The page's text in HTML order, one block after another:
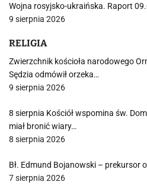
Wojna rosyjsko-ukraińska. Raport
9 sierpnia 2026
RELIGIA
Zwierzchnik kościoła narodowego
Sędzia odmówił orzeka…
9 sierpnia 2026
8 sierpnia Kościół wspomina św.
miał bronić wiary…
8 sierpnia 2026
Bł. Edmund Bojanowski – prekursor
7 sierpnia 2026